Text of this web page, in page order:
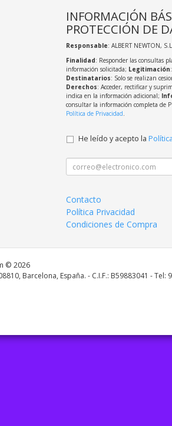
INFORMACIÓN
PROTECCIÓN DE
Responsable: ALBERT NEWTON,
Finalidad: Responder las consultas
información solicitada; Legitimación
Destinatarios: Solo se realizan
Derechos: Acceder, rectificar y
indica en la información adicional;
consultar la información completa de
Política de Privacidad.
He leído y acepto la
Contacto
Política Privacidad
Condiciones de Compra
© 2026
Barcelona, España. - C.I.F.: B59883041 - Tel: